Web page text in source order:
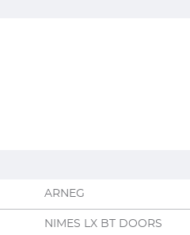
ARNEG
NIMES LX BT DOORS